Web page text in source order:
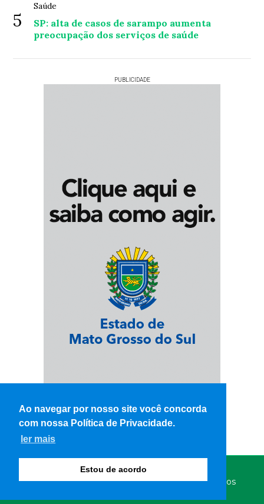
Ao navegar por nosso site você concorda
com nossa Política de Privacidade.
ler mais
Estou de acordo
5
Saúde
SP: alta de casos de sarampo aumenta
preocupação dos serviços de saúde
PUBLICIDADE
© Copyright 2026 - WK Notícias - Todos os direitos